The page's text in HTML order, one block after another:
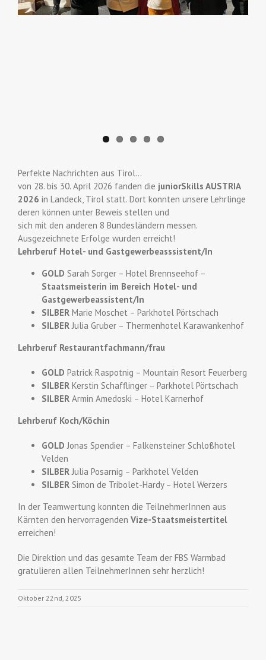
Perfekte Nachrichten aus Tirol…
von 28. bis 30. April 2026 fanden die juniorSkills AUSTRIA
2026 in Landeck, Tirol statt. Dort konnten unsere Lehrlinge
deren können unter Beweis stellen und
sich mit den anderen 8 Bundesländern messen.
Ausgezeichnete Erfolge wurden erreicht!
Lehrberuf Hotel- und Gastgewerbeasssistent/In
GOLD Sarah Sorger – Hotel Brennseehof –
Staatsmeisterin im Bereich Hotel- und
Gastgewerbeassistent/In
SILBER Marie Moschet – Parkhotel Pörtschach
SILBERJulia Gruber – Thermenhotel Karawankenhof
Lehrberuf Restaurantfachmann/frau
GOLD Patrick Raspotnig – Mountain Resort Feuerberg
SILBER Kerstin Schafflinger – Parkhotel Pörtschach
SILBER Armin Amedoski – Hotel Karnerhof
Lehrberuf Koch/Köchin
GOLD Jonas Spendier – Falkensteiner Schloßhotel
Velden
SILBERJulia Posarnig – Parkhotel Velden
SILBER Simon de Tribolet-Hardy – Hotel Werzers
In der Teamwertung konnten die TeilnehmerInnen aus
Kärnten den hervorragenden Vize-Staatsmeistertitel
erreichen!
Die Direktion und das gesamte Team der FBS Warmbad
gratulieren allen TeilnehmerInnen sehr herzlich!
Oktober 22nd, 2025